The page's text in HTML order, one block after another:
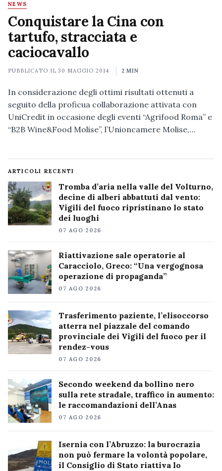
NEWS
Conquistare la Cina con
tartufo, stracciata e
caciocavallo
PUBBLICATO IL30 MAGGIO 2014 2 MIN
In considerazione degli ottimi risultati ottenuti a
seguito della proficua collaborazione attivata con
UniCredit in occasione degli eventi “Agrifood Roma” e
“B2B Wine&Food Molise”, l’Unioncamere Molise,…
ARTICOLI RECENTI
Tromba d’aria nella valle del Volturno,
decine di alberi abbattuti dal vento:
Vigili del fuoco ripristinano lo stato
dei luoghi
07 AGO 2026
Riattivazione sale operatorie al
Caracciolo, Greco: “Una vergognosa
operazione di propaganda”
07 AGO 2026
Trasferimento paziente, l’elisoccorso
atterra nel piazzale del comando
provinciale dei Vigili del fuoco per il
rendez-vous
07 AGO 2026
Secondo weekend da bollino nero
sulla rete stradale, traffico in aumento:
le raccomandazioni dell’Anas
07 AGO 2026
Isernia con l’Abruzzo: la burocrazia
non può fermare la volontà popolare,
il Consiglio di Stato riattiva lo